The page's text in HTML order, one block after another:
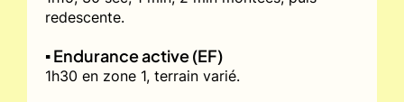
redescente.
▪️ Endurance active (EF)
1h30 en zone 1, terrain varié.